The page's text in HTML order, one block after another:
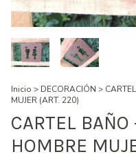
Inicio > DECORACIÓN >
MUJER (ART. 220)
CARTEL BAÑO
HOMBRE